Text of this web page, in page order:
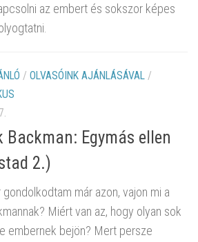
az embert és sokszor képes
/ OLVASÓINK AJÁNLÁSÁVAL /
Backman: Egymás ​ellen
2.)
már azon, vajon mi a
Miért van az, hogy olyan sok
embernek bejön? Mert persze